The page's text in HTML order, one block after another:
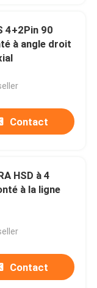
4+2Pin 90
à angle droit
Contact
HSD à 4
à la ligne
Contact